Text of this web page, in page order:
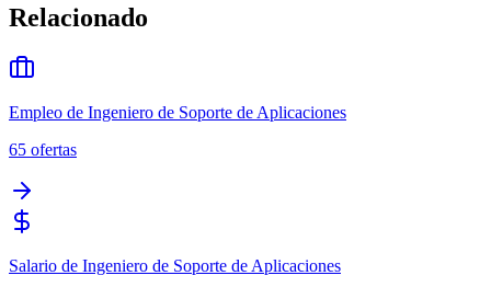
Relacionado
Empleo de Ingeniero de Soporte de Aplicaciones
65 ofertas
Salario de Ingeniero de Soporte de Aplicaciones